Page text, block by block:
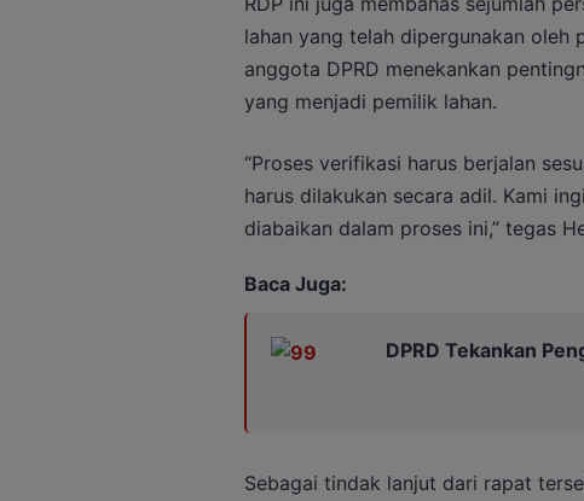
lahan yang telah dipergunakan oleh
anggota DPRD menekankan
yang menjadi pemilik lahan.
“Proses verifikasi harus berjalan
harus dilakukan secara adil. Kami
diabaikan dalam proses ini,” tegas
Baca Juga:
DPRD Tekankan
Sebagai tindak lanjut dari rapat